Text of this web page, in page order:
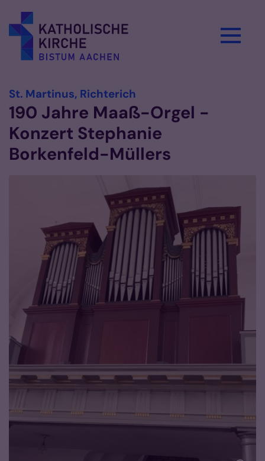
St. Martinus, Richterich
190 Jahre Maaß-Orgel -
Konzert Stephanie
Borkenfeld-Müllers